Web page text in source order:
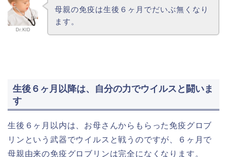
Dr.KID
母親の免疫は生後６ヶ月でだいぶ無くなり
ます。
生後６ヶ月以降は、自分の力でウイルスと闘いま
す
生後６ヶ月以内は、お母さんからもらった免疫グロブ
リンという武器でウイルスと戦うのですが、６ヶ月で
母親由来の免疫グロブリンは完全になくなります。